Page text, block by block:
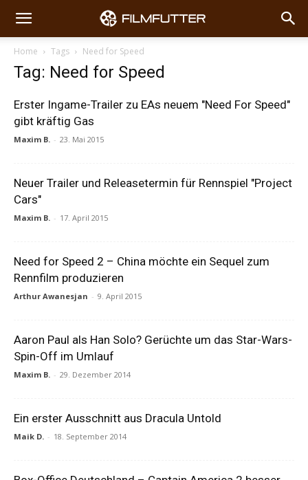
Home Tags Need for Speed
Tag: Need for Speed
Erster Ingame-Trailer zu EAs neuem "Need For Speed"
gibt kräftig Gas
Maxim B. - 23. Mai 2015
Neuer Trailer und Releasetermin für Rennspiel "Project
Cars"
Maxim B. - 17. April 2015
Need for Speed 2 – China möchte ein Sequel zum
Rennfilm produzieren
Arthur Awanesjan - 9. April 2015
Aaron Paul als Han Solo? Gerüchte um das Star-Wars-
Spin-Off im Umlauf
Maxim B. - 29. Dezember 2014
Ein erster Ausschnitt aus Dracula Untold
Maik D. - 18. September 2014